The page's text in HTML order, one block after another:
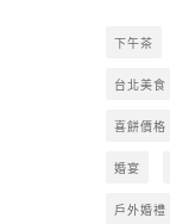
下午茶
台北美食
喜餅價格
婚宴
戶外婚禮